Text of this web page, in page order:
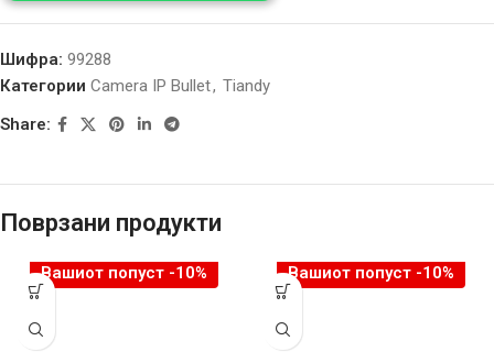
Шифра: 99288
Категории Camera IP Bullet, Tiandy
Share:
Поврзани продукти
Вашиот попуст -10% Вашиот попуст -10%